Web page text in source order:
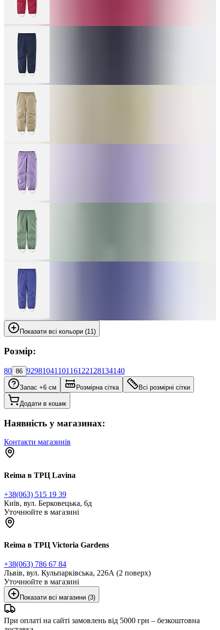
Показати всі кольори (11)
Розмір:
80 86 9298104110116122128134140
Запас +6 см Розмірна сітка Всі розмірні сітки
Додати в кошик
Наявність у магазинах:
Контакти магазинів
Reima в ТРЦ Lavina
+38(063) 515 19 39
Київ, вул. Берковецька, 6д
Уточнюйте в магазині
Reima в ТРЦ Victoria Gardens
+38(063) 786 67 84
Львів, вул. Кульпарківська, 226А (2 поверх)
Уточнюйте в магазині
Показати всі магазини (3)
При оплаті на сайті замовлень від 5000 грн – безкоштовна